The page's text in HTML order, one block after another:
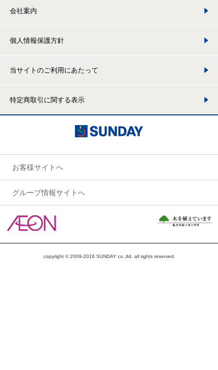
会社案内
個人情報保護方針
当サイトのご利用にあたって
特定商取引に関する表示
お客様サイトへ
グループ情報サイトへ
copyright © 2009-2016 SUNDAY co.,ltd. all rights reserved.